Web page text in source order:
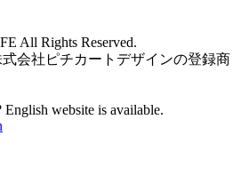
All Rights Reserved.
会社ピチカートデザインの登録商
website is available.